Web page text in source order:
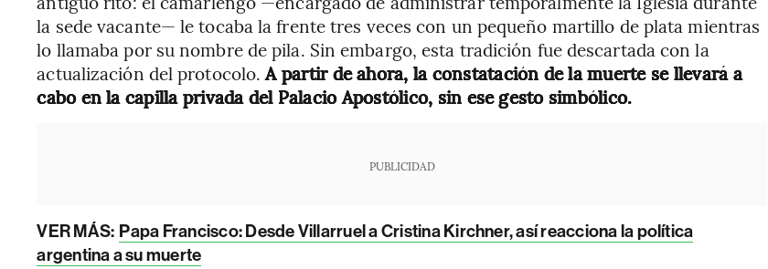
la sede vacante— le tocaba la frente tres veces con un pequeño martillo de plata mientras
lo llamaba por su nombre de pila. Sin embargo, esta tradición fue descartada con la
actualización del protocolo.A partir de ahora, la constatación de la muerte se llevará a
cabo en la capilla privada del Palacio Apostólico, sin ese gesto simbólico.
PUBLICIDAD
VER MÁS: Papa Francisco: Desde Villarruel a Cristina Kirchner, así reacciona la política
argentina a su muerte